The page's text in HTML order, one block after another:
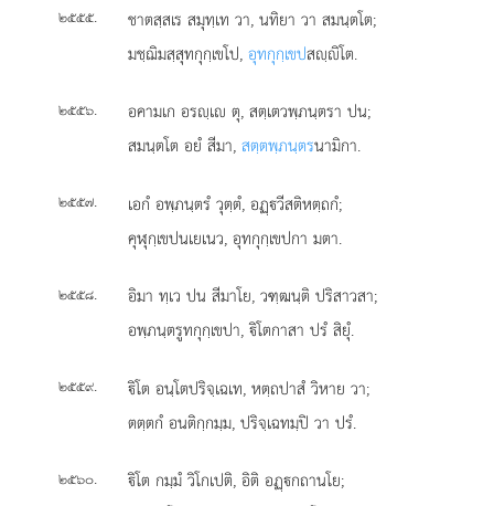
๒๕๕๕.
ชาตสฺสเร สมุทฺเท วา, นทิยา วา สมนฺตโต;
มชฺฌิมสฺสุทกุกฺเขโป, อุทกุกฺเขปสฺิโต.
๒๕๕๖.
อคามเก อรฺเ ตุ, สตฺเตวพฺภนฺตรา ปน;
สมนฺตโต อยํ สีมา, สตฺตพฺภนฺตรนามิกา.
๒๕๕๗.
เอกํ อพฺภนฺตรํ วุตฺตํ, อฏฺวีสติหตฺถกํ;
คุฬุกฺเขปนเยเนว, อุทกุกฺเขปกา มตา.
๒๕๕๘.
อิมา ทฺเว ปน สีมาโย, วฑฺฒนฺติ ปริสาวสา;
อพฺภนฺตรูทกุกฺเขปา, ิโตกาสา ปรํ สิยุํ.
๒๕๕๙.
ิโต อนฺโตปริจฺเฉเท, หตฺถปาสํ วิหาย วา;
ตตฺตกํ อนติกฺกมฺม, ปริจฺเฉทมฺปิ วา ปรํ.
๒๕๖๐.
ิโต กมฺมํ วิโกเปติ, อิติ อฏฺกถานโย;